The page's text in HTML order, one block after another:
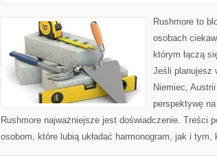
Rushmore to
osobach
którym łączą
Jeśli planujesz
Niemiec,
perspektywę
Rushmore najważniejsze jest doświadczenie. Treści
osobom, które lubią układać harmonogram, jak i